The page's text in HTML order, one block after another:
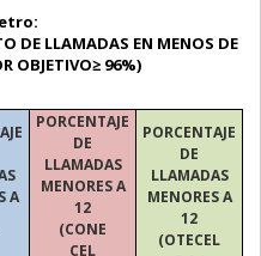
DE LLAMADAS EN MENOS DE
OBJETIVO≥ 96%)
A
PORCENTAJE
DE
LLAMADAS
MENORES A
12
(CONE
CEL
PORCENTAJE
DE
LLAMADAS
MENORES A
12
(OTECEL